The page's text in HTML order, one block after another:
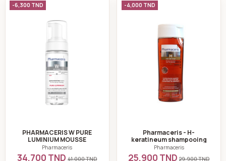
PHARMACERIS W PURE LUMINIUM MOUSSE
-6,300 TND
PHARMACERIS W PURE
LUMINIUM MOUSSE
NETTOYANTE ANTI
TACHES 150ML
Pharmaceris
34,700 TND41,000 TND
-4,000 TND
Pharmaceris - H-
keratineum shampooing
cheveux fins et affaiblis
250 ml
Pharmaceris
25,900 TND29,900 TND